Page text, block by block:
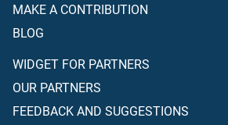
MAKE A CONTRIBUTION
BLOG
WIDGET FOR PARTNERS
OUR PARTNERS
FEEDBACK AND SUGGESTIONS